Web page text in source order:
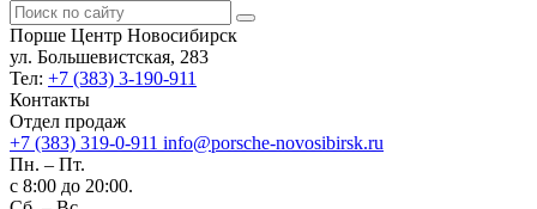
Порше Центр Новосибирск
ул. Большевистская, 283
Тел: +7 (383) 3-190-911
Контакты
Отдел продаж
+7 (383) 319-0-911 info@porsche-novosibirsk.ru
Пн. – Пт.
с 8:00 до 20:00.